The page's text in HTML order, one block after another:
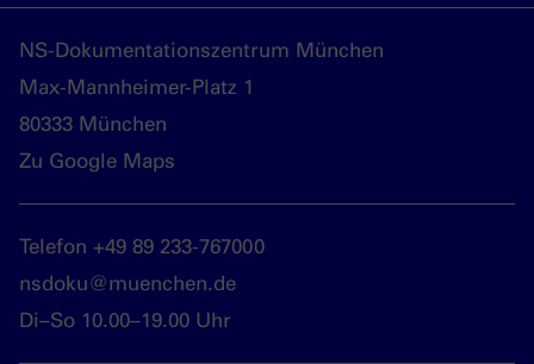
NS-Dokumentationszentrum München
Max-Mannheimer-Platz 1
80333 München
Zu Google Maps
Telefon +49 89 233-767000
nsdoku@muenchen.de
Di–So 10.00–19.00 Uhr